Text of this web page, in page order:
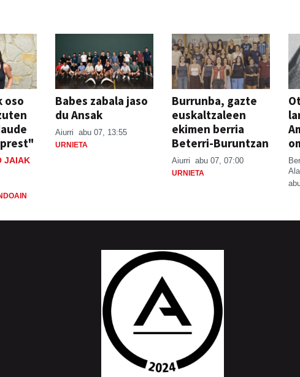
oso
JAIAK
Babes zabala jaso
du Ansak
Aiurri abu 07, 13:55
URNIETA
Burrunba, gazte
euskaltzaleen
ekimen berria
Beterri-Buruntzan
Aiurri abu 07, 07:00
URNIETA